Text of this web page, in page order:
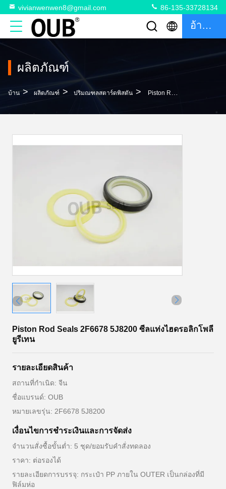
vivianwenwen8@gmail.com 86-135-33728134
อ้างอิง
ผลิตภัณฑ์
บ้าน > ผลิตภัณฑ์ > ปริมณฑลสตาร์ดพิสตัน > Piston Rod Seals 2F6678 5J8200 ซีลแท่งไฮดรอลิกโพลียูรีเทน
Piston Rod Seals 2F6678 5J8200 ซีลแท่งไฮดรอลิกโพลี
ยูรีเทน
รายละเอียดสินค้า
สถานที่กำเนิด: จีน
ชื่อแบรนด์: OUB
หมายเลขรุ่น: 2F6678 5J8200
เงื่อนไขการชำระเงินและการจัดส่ง
จำนวนสั่งซื้อขั้นต่ำ: 5 ชุด/ยอมรับคำสั่งทดลอง
ราคา: ต่อรองได้
รายละเอียดการบรรจุ: กระเป๋า PP ภายใน OUTER เป็นกล่องที่มี
ฟิล์มห่อ